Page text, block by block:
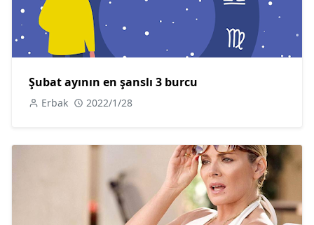
Şubat ayının en şanslı 3 burcu
Erbak 2022/1/28